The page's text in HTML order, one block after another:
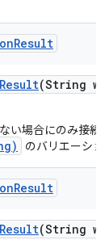
Result
Result(String
い場合にのみ接続
のバリエーショ
Result
Result(String